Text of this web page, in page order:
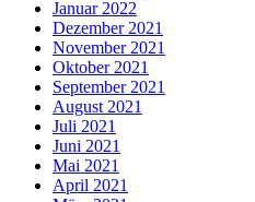
Januar 2022
Dezember 2021
November 2021
Oktober 2021
September 2021
August 2021
Juli 2021
Juni 2021
Mai 2021
April 2021